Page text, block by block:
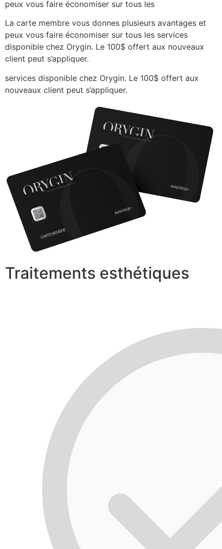
peux vous faire économiser sur tous les
La carte membre vous donnes plusieurs avantages et
peux vous faire économiser sur tous les services
disponible chez Orygin. Le 100$ offert aux nouveaux
client peut s’appliquer.
services disponible chez Orygin. Le 100$ offert aux
nouveaux client peut s’appliquer.
Traitements esthétiques